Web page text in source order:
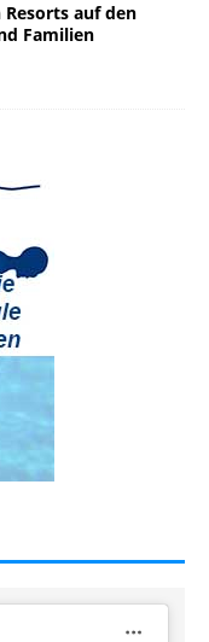
Resorts auf den
Familien